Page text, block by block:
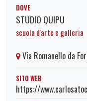
DOVE
STUDIO QUIPU
scuola d'arte e galleria
Via Romanello da
SITO WEB
https://